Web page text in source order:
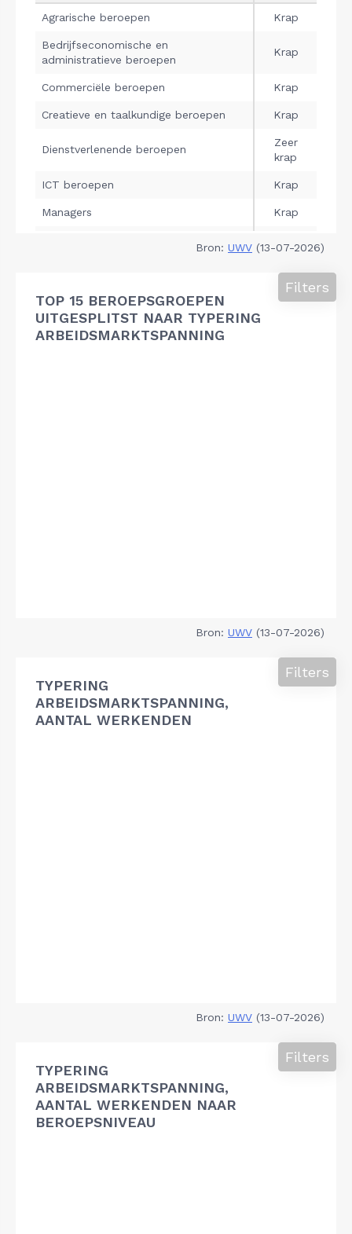
Bron: UWV (13-07-2026)
TOP 15 BEROEPSGROEPEN
UITGESPLITST NAAR TYPERING
ARBEIDSMARKTSPANNING
Filters
Bron: UWV (13-07-2026)
TYPERING
ARBEIDSMARKTSPANNING,
AANTAL WERKENDEN
Filters
Bron: UWV (13-07-2026)
TYPERING
ARBEIDSMARKTSPANNING,
AANTAL WERKENDEN NAAR
BEROEPSNIVEAU
Filters